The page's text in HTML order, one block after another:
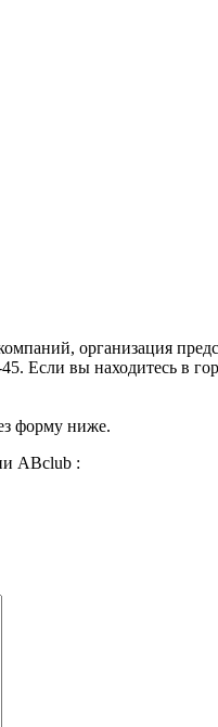
организация
Если вы находитесь в
форму ниже.
ABclub :